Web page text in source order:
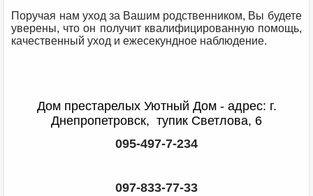
Поручая нам уход за Вашим родственником, Вы будете
уверены, что он получит квалифицированную помощь,
качественный уход и ежесекундное наблюдение.
Дом престарелых Уютный Дом - адрес: г.
Днепропетровск, тупик Светлова, 6
095-497-7-234
097-833-77-33